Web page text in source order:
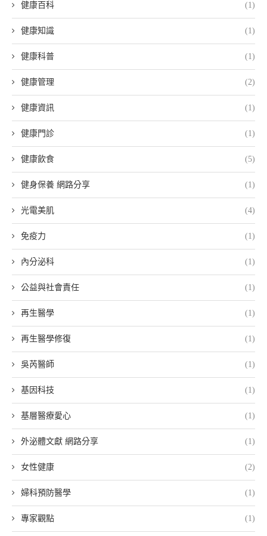
健康百科 (1)
健康知識 (1)
健康科普 (1)
健康管理 (2)
健康資訊 (1)
健康門診 (1)
健康飲食 (5)
健身保養 網路分享 (1)
光電美肌 (4)
免疫力 (1)
內分泌科 (1)
公益與社會責任 (1)
再生醫學 (1)
再生醫學修復 (1)
吳芮醫師 (1)
基因科技 (1)
基層醫療愛心 (1)
外泌體文獻 網路分享 (1)
女性健康 (2)
婦科預防醫學 (1)
專家觀點 (1)